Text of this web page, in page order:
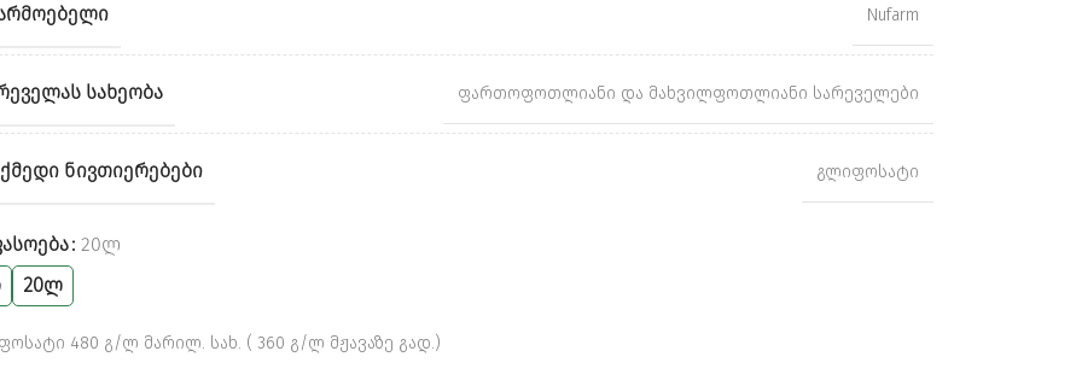
Nufarm
ᲡᲐᲮᲔᲝᲑᲐ ფართოფოთლიანი და მახვილფოთლიანი სარეველები
ᲜᲘᲕᲗᲘᲔᲠᲔᲑᲔᲑᲘ გლიფოსატი
20Ლ
20ლ
480 გ/ლ მარილ. სახ. ( 360 გ/ლ მჟავაზე გად.)